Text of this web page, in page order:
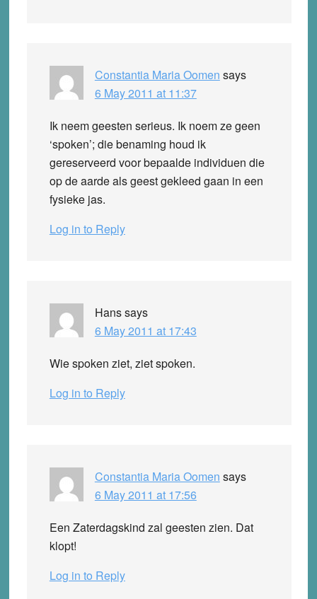
Constantia Maria Oomen says
6 May 2011 at 11:37
Ik neem geesten serieus. Ik noem ze geen
‘spoken’; die benaming houd ik
gereserveerd voor bepaalde individuen die
op de aarde als geest gekleed gaan in een
fysieke jas.
Log in to Reply
Hanssays
6 May 2011 at 17:43
Wie spoken ziet, ziet spoken.
Log in to Reply
Constantia Maria Oomen says
6 May 2011 at 17:56
Een Zaterdagskind zal geesten zien. Dat
klopt!
Log in to Reply